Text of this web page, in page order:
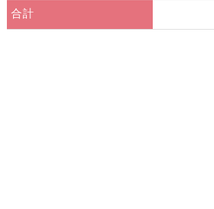
合計